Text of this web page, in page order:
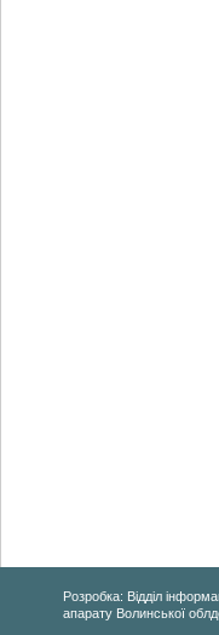
Розробка: Відділ
апарату Волинської